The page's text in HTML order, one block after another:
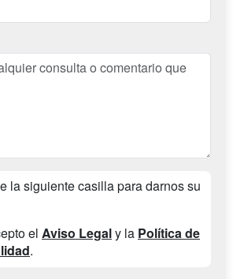
la siguiente casilla para darnos su
el Aviso Legaly la Política de
.